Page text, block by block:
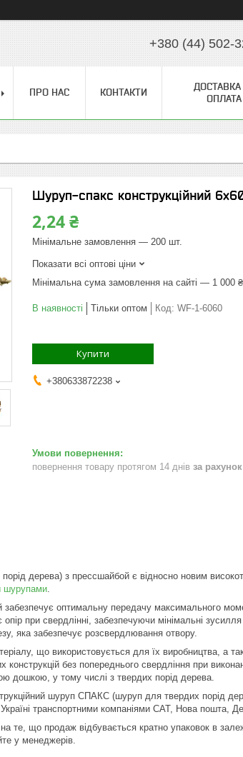
+380 (44) 502-
ПРО НАС КОНТАКТИ
ДОСТАВКА
ОПЛАТА
Шуруп-спакс конструкційний
2,24 ₴
Мінімальне замовлення — 200 шт.
Показати всі оптові ціни
Мінімальна сума замовлення на сайті — 1 000 ₴
В наявності Тільки оптом Код: WF-1-6060
Купити
+380633872238
повернення товару протягом 14 днів за
дерева) з прессшайбой є відносно новим
шурупами.
оптимальну передачу максимального
при свердлінні, забезпечуючи мінімальні
яка забезпечує розсвердлювання отвору.
що використовується для їх виробництва, а
без попереднього свердління при
дошкою, у тому числі з твердих порід дерева.
шуруп СПАКС (шуруп для твердих порід
транспортними компаніями САТ, Нова пошта,
те, що продаж відбувається кратно упаковок в
у менеджерів.